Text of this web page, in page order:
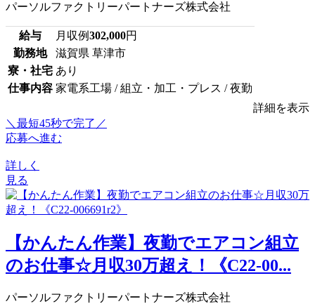
パーソルファクトリーパートナーズ株式会社
給与 月収例302,000円
勤務地
滋賀県 草津市
寮・社宅 あり
仕事内容 家電系工場 / 組立・加工・プレス / 夜勤
詳細を表示
＼最短45秒で完了／
応募へ進む
詳しく
見る
【かんたん作業】夜勤でエアコン組立
のお仕事☆月収30万超え！《C22-00...
パーソルファクトリーパートナーズ株式会社